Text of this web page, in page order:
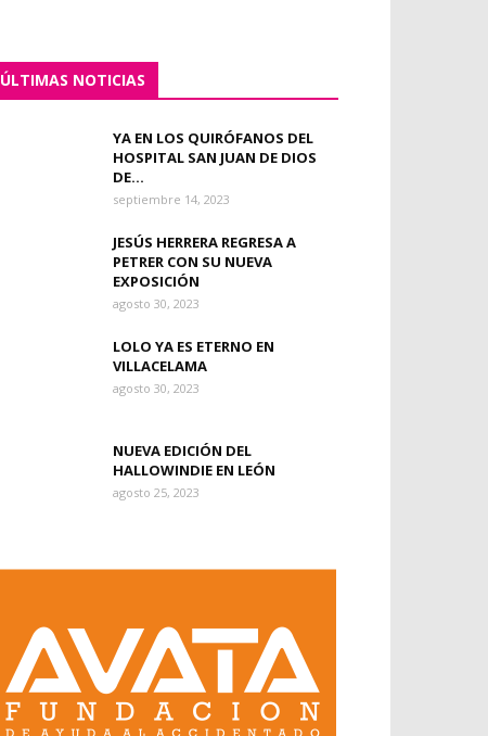
ÚLTIMAS NOTICIAS
YA EN LOS QUIRÓFANOS DEL
HOSPITAL SAN JUAN DE DIOS
DE...
septiembre 14, 2023
JESÚS HERRERA REGRESA A
PETRER CON SU NUEVA
EXPOSICIÓN
agosto 30, 2023
LOLO YA ES ETERNO EN
VILLACELAMA
agosto 30, 2023
NUEVA EDICIÓN DEL
HALLOWINDIE EN LEÓN
agosto 25, 2023